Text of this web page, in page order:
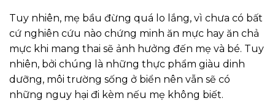
Tuy nhiên, mẹ bầu đừng quá lo lắng, vì chưa có bất
cứ nghiên cứu nào chứng minh ăn mực hay ăn chả
mực khi mang thai sẽ ảnh hưởng đến mẹ và bé. Tuy
nhiên, bởi chúng là những thực phẩm giàu dinh
dưỡng, môi trường sống ở biển nên vẫn sẽ có
những nguy hại đi kèm nếu mẹ không biết.